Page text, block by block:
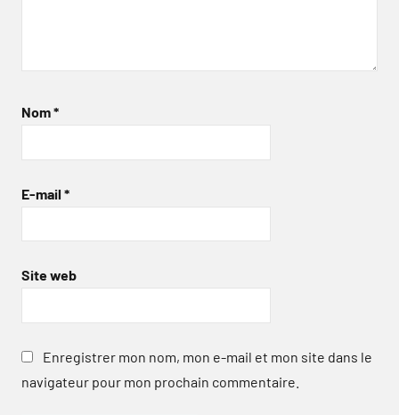
Nom*
E-mail *
Site web
Enregistrer mon nom, mon e-mail et mon site dans le
navigateur pour mon prochain commentaire.